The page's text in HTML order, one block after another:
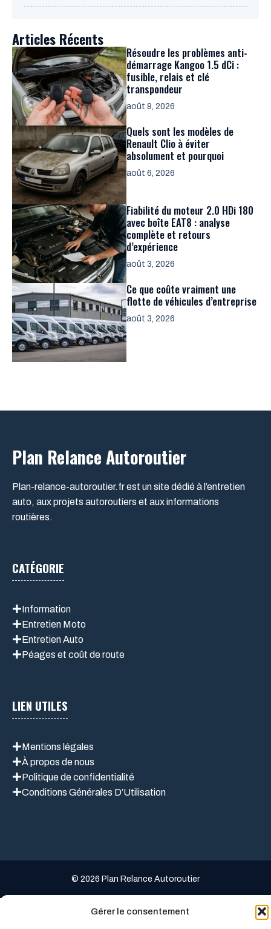
Gérer le consentement
Articles Récents
Résoudre les problèmes anti-
démarrage Kangoo 1.5 dCi :
fusible, relais et clé
transpondeur
août 9, 2026
Quels sont les modèles de
Renault Clio à éviter
absolument et pourquoi
août 6, 2026
Fiabilité du moteur 2.0 HDi 180
avec boîte EAT8 : analyse
complète et retours
d’expérience
août 3, 2026
Ce que coûte vraiment une
flotte de véhicules d’entreprise
août 3, 2026
Plan Relance Autoroutier
Plan-relance-autoroutier.fr est un site dédié à l’entretien
auto, aux projets autoroutiers et aux informations
routières.
CATÉGORIE
Information
Entretien Moto
Entretien Auto
Péages et coût de route
LIEN UTILES
Mentions légales
À propos de nous
Politique de confidentialité
Conditions Générales D’Utilisation
© 2026 Plan Relance Autoroutier